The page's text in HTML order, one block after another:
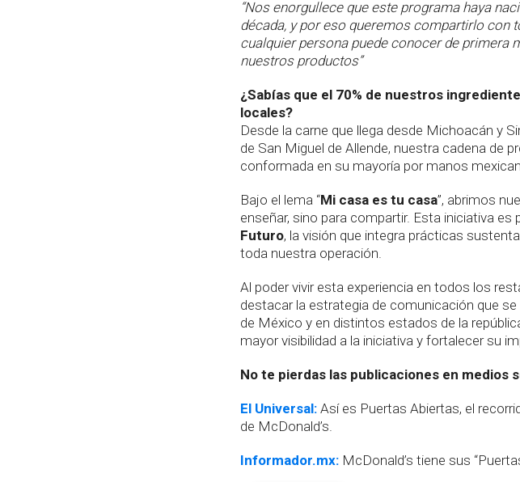
“Nos enorgullece que este programa haya
década, y por eso queremos compartirlo con
cualquier persona puede conocer de primera
nuestros productos”
¿Sabías que el 70% de nuestros
locales?
Desde la carne que llega desde Michoacán y
de San Miguel de Allende, nuestra cadena de
conformada en su mayoría por manos
Bajo el lema “Mi casa es tu casa”, abrimos
enseñar, sino para compartir. Esta iniciativa es
Futuro, la visión que integra prácticas
toda nuestra operación.
Al poder vivir esta experiencia en todos los
destacar la estrategia de comunicación que
de México y en distintos estados de la
mayor visibilidad a la iniciativa y fortalecer su
No te pierdas las publicaciones en medios
El Universal: Así es Puertas Abiertas, el
de McDonald’s.
Informador.mx: McDonald’s tiene sus